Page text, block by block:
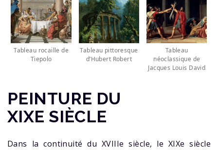
Tableau rocaille de
Tiepolo
Tableau pittoresque
d’Hubert Robert
Tableau
néoclassique de
Jacques Louis David
PEINTURE DU
XIXE SIÈCLE
Dans la continuité du XVIIIe siècle, le XIXe siècle